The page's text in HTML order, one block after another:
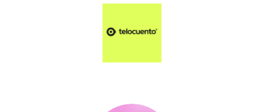
Artículos 📑
Plus 💎